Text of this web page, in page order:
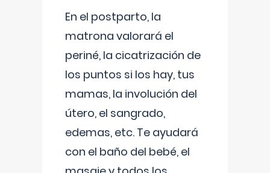
En el postparto, la
matrona valorará el
periné, la cicatrización de
los puntos si los hay, tus
mamas, la involución del
útero, el sangrado,
edemas, etc. Te ayudará
con el baño del bebé, el